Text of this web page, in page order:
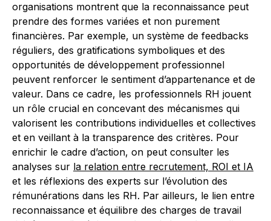
organisations montrent que la reconnaissance peut
prendre des formes variées et non purement
financières. Par exemple, un système de feedbacks
réguliers, des gratifications symboliques et des
opportunités de développement professionnel
peuvent renforcer le sentiment d’appartenance et de
valeur. Dans ce cadre, les professionnels RH jouent
un rôle crucial en concevant des mécanismes qui
valorisent les contributions individuelles et collectives
et en veillant à la transparence des critères. Pour
enrichir le cadre d’action, on peut consulter les
analyses sur la relation entre recrutement, ROI et IA
et les réflexions des experts sur l’évolution des
rémunérations dans les RH. Par ailleurs, le lien entre
reconnaissance et équilibre des charges de travail